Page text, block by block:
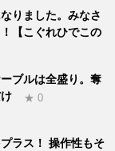
りました。みなさ
【こぐれひでこの
ブルは全盛り。奪
★ 0
ラス！ 操作性もそ